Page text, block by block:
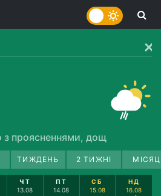
з проясненнями, дощ
ТИЖДЕНЬ 2 ТИЖНІ
ЧТ
13.08
ПТ
14.08
СБ
15.08
НД
16.08